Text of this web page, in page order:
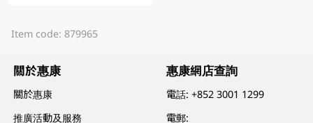
Item code: 879965
關於惠康
關於惠康
推廣活動及服務
惠康網店查詢
電話:+852 3001 1299
電郵: